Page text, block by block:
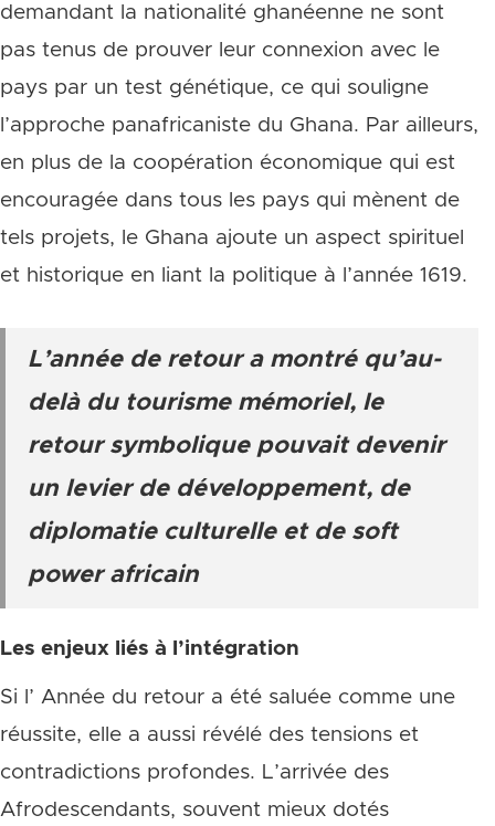
demandant la nationalité ghanéenne ne sont
pas tenus de prouver leur connexion avec le
pays par un test génétique, ce qui souligne
l’approche panafricaniste du Ghana. Par ailleurs,
en plus de la coopération économique qui est
encouragée dans tous les pays qui mènent de
tels projets, le Ghana ajoute un aspect spirituel
et historique en liant la politique à l’année 1619.
L’année de retour a montré qu’au-
delà du tourisme mémoriel, le
retour symbolique pouvait devenir
un levier de développement, de
diplomatie culturelle et de soft
power africain
Les enjeux liés à l’intégration
Si l’ Année du retour a été saluée comme une
réussite, elle a aussi révélé des tensions et
contradictions profondes. L’arrivée des
Afrodescendants, souvent mieux dotés